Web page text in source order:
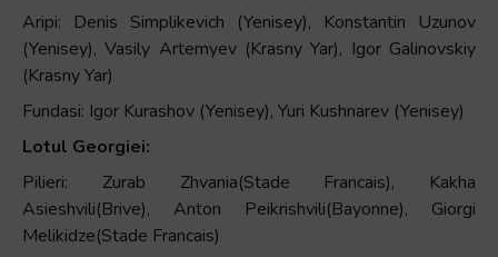
Aripi: Denis Simplikevich (Yenisey), Konstantin Uzunov
(Yenisey), Vasily Artemyev (Krasny Yar), Igor Galinovskiy
(Krasny Yar)
Fundasi: Igor Kurashov (Yenisey), Yuri Kushnarev (Yenisey)
Lotul Georgiei:
Pilieri: Zurab Zhvania(Stade Francais), Kakha
Asieshvili(Brive), Anton Peikrishvili(Bayonne), Giorgi
Melikidze(Stade Francais)